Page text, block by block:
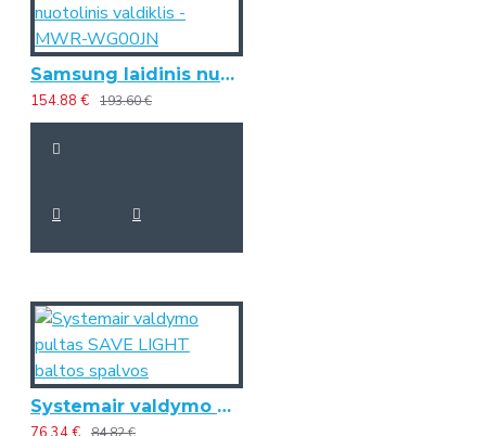
Samsung laidinis nuotolinis valdiklis - MWR-WG00JN
154.88 € 193.60 €
Systemair valdymo pultas SAVE LIGHT baltos spalvos
84.82 €